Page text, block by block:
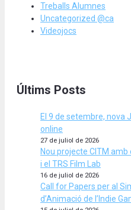
Treballs Alumnes
Uncategorized @ca
Videojocs
Últims Posts
El 9 de setembre, nova
online
27 de juliol de 2026
Nou projecte CITM
i el TRS Film Lab
16 de juliol de 2026
Call for Papers per al
d’Animació de l’Indie